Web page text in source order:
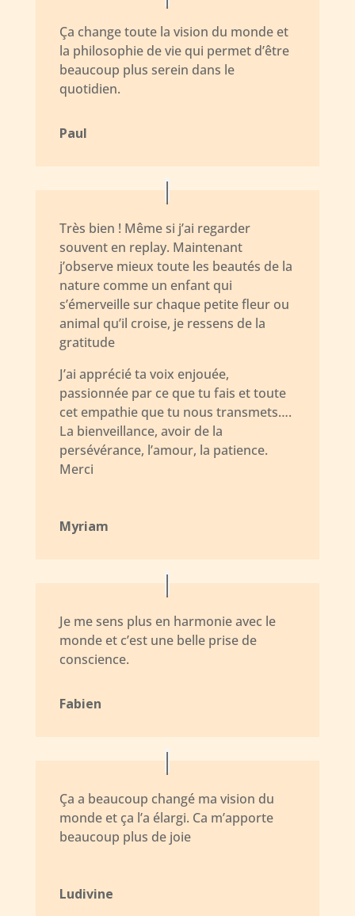
Ça change toute la vision du monde et
la philosophie de vie qui permet d’être
beaucoup plus serein dans le
quotidien.
Paul
Très bien ! Même si j’ai regarder
souvent en replay. Maintenant
j’observe mieux toute les beautés de la
nature comme un enfant qui
s’émerveille sur chaque petite fleur ou
animal qu’il croise, je ressens de la
gratitude
J’ai apprécié ta voix enjouée,
passionnée par ce que tu fais et toute
cet empathie que tu nous transmets….
La bienveillance, avoir de la
persévérance, l’amour, la patience.
Merci
Myriam
Je me sens plus en harmonie avec le
monde et c’est une belle prise de
conscience.
Fabien
Ça a beaucoup changé ma vision du
monde et ça l’a élargi. Ca m’apporte
beaucoup plus de joie
Ludivine